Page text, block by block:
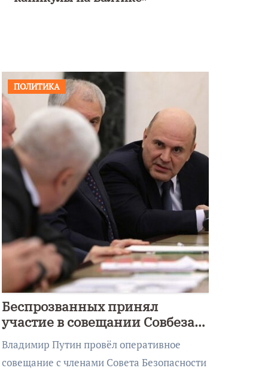
ПОЛИТИКА
Беспрозванных принял
участие в совещании Совбеза
под руководством Путина
Владимир Путин провёл оперативное
совещание с членами Совета Безопасности